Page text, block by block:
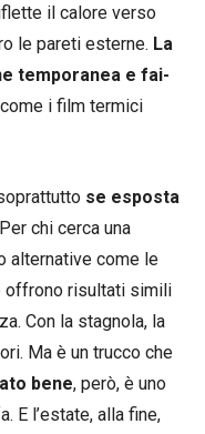
il calore verso
le pareti esterne. La
temporanea e fai-
i film termici
se esposta
chi cerca una
alternative come le
offrono risultati simili
Con la stagnola, la
Ma è un trucco che
bene, però, è uno
E l’estate, alla fine,